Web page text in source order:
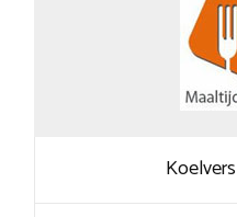
Koelvers